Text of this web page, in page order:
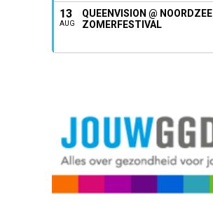
13
AUG
QUEENVISION @ NOORDZEE
ZOMERFESTIVAL